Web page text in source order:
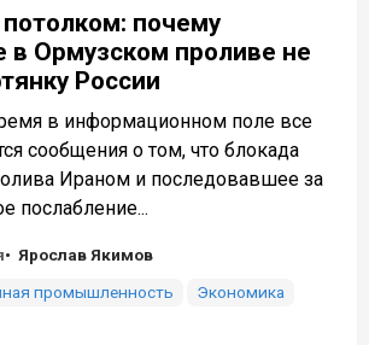
почему
в Ормузском проливе не
России
в информационном поле все
сообщения о том, что блокада
Ираном и последовавшее за
послабление...
Ярослав Якимов
промышленность
Экономика